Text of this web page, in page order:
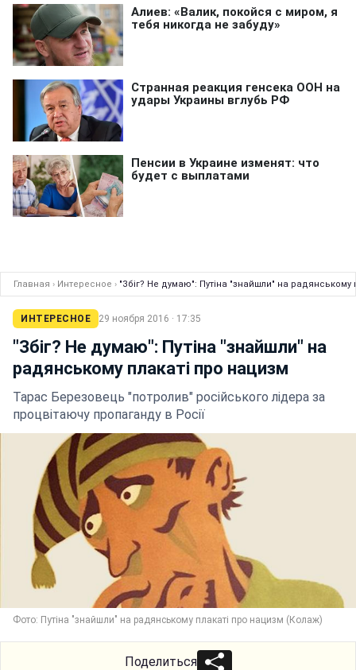
Главная › Интересное › "Збіг? Не думаю": Путіна "знайшли" на радянському
ИНТЕРЕСНОЕ 29 ноября 2016 · 17:35
"Збіг? Не думаю": Путіна "знайшли" на
радянському плакаті про нацизм
Тарас Березовець "потролив" російського лідера за
процвітаючу пропаганду в Росії
Фото: Путіна "знайшли" на радянському плакаті про нацизм (Колаж)
Поделиться